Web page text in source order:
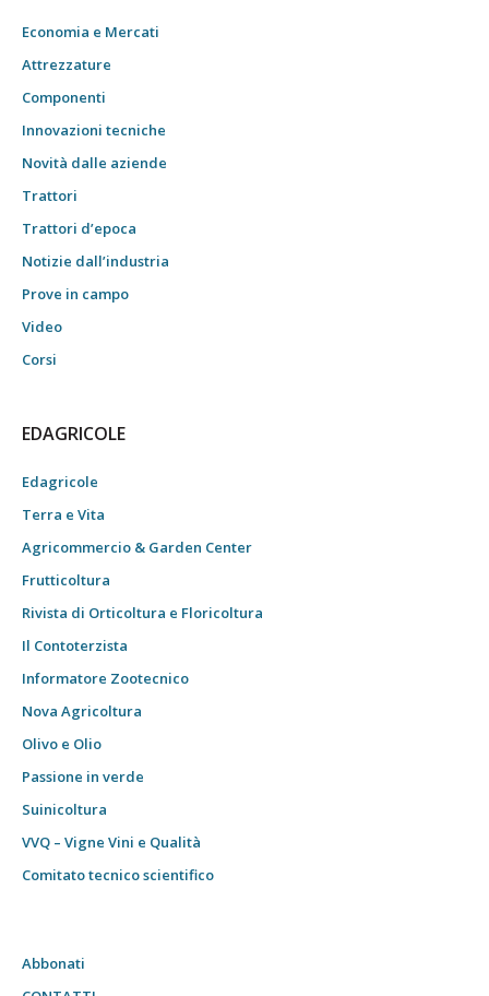
Economia e Mercati
Attrezzature
Componenti
Innovazioni tecniche
Novità dalle aziende
Trattori
Trattori d’epoca
Notizie dall’industria
Prove in campo
Video
Corsi
EDAGRICOLE
Edagricole
Terra e Vita
Agricommercio & Garden Center
Frutticoltura
Rivista di Orticoltura e Floricoltura
Il Contoterzista
Informatore Zootecnico
Nova Agricoltura
Olivo e Olio
Passione in verde
Suinicoltura
VVQ – Vigne Vini e Qualità
Comitato tecnico scientifico
Abbonati